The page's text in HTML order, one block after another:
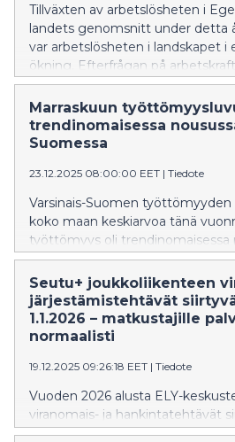
Tillväxten av arbetslösheten i
landets genomsnitt under detta
var arbetslösheten i landskapet i
ökning. Efterfrågan på
blygsam under en lång tid, och
syntes några tecken på
Långtidsarbetslösheten har
i mätningarnas historia, men i
månader.
Marraskuun
trendinomaisessa
Suomessa
23.12.2025 08:00:00 EET | Tiedote
Varsinais-Suomen
koko maan keskiarvoa tänä
työttömyys oli trendinomaisessa
maakunnassa. Työvoiman
valitettavan vaatimattomana jo
marraskuussakaan näkynyt
Pitkäaikaistyöttömyys on
ennätyslukemiin mutta
Seutu+ joukkoliikenteen
järjestämistehtävät
1.1.2026 – matkustajille
normaalisti
19.12.2025 09:26:18 EET | Tiedote
Vuoden 2026 alusta ELY-
viranomais- ja hankintatehtävät
viestintävirasto Traficomiin.